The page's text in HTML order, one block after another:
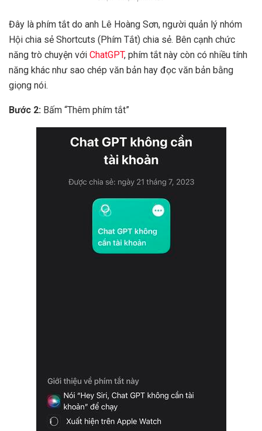
Đây là phím tắt do anh Lê Hoàng Sơn, người quản lý nhóm
Hội chia sẻ Shortcuts (Phím Tắt) chia sẻ. Bên cạnh chức
năng trò chuyện với ChatGPT, phím tắt này còn có nhiều tính
năng khác như sao chép văn bản hay đọc văn bản bằng
giọng nói.
Bước 2: Bấm “Thêm phím tắt”